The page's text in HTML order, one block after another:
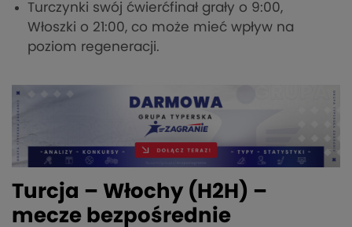
Turczynki swój ćwierćfinał grały o 9:00,
Włoszki o 21:00, co może mieć wpływ na
poziom regeneracji.
Turcja – Włochy (H2H) –
mecze bezpośrednie